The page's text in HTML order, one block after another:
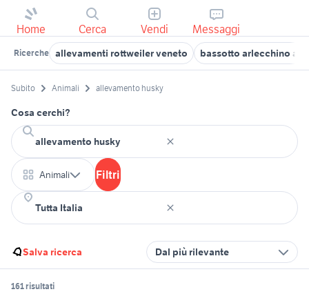
Home Cerca Vendi Messaggi
Ricerche allevamenti rottweiler veneto bassotto arlecchino
Subito Animali allevamento husky
Cosa cerchi?
Animali Filtri
Salva ricerca Dal più rilevante
161 risultati